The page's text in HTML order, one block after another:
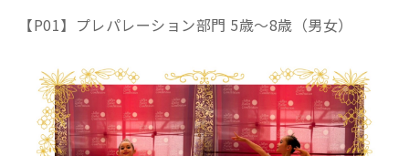
【P01】プレパレーション部門 5歳～8歳（男女）